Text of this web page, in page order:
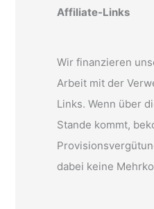
Affiliate-Links
Wir finanzieren
Arbeit mit der
Links. Wenn über
Stande kommt,
dabei keine